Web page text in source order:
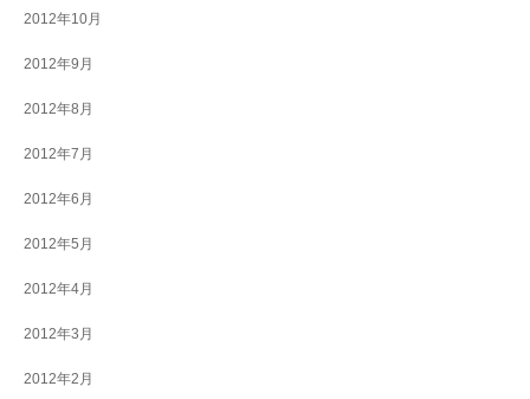
2012年10月
2012年9月
2012年8月
2012年7月
2012年6月
2012年5月
2012年4月
2012年3月
2012年2月